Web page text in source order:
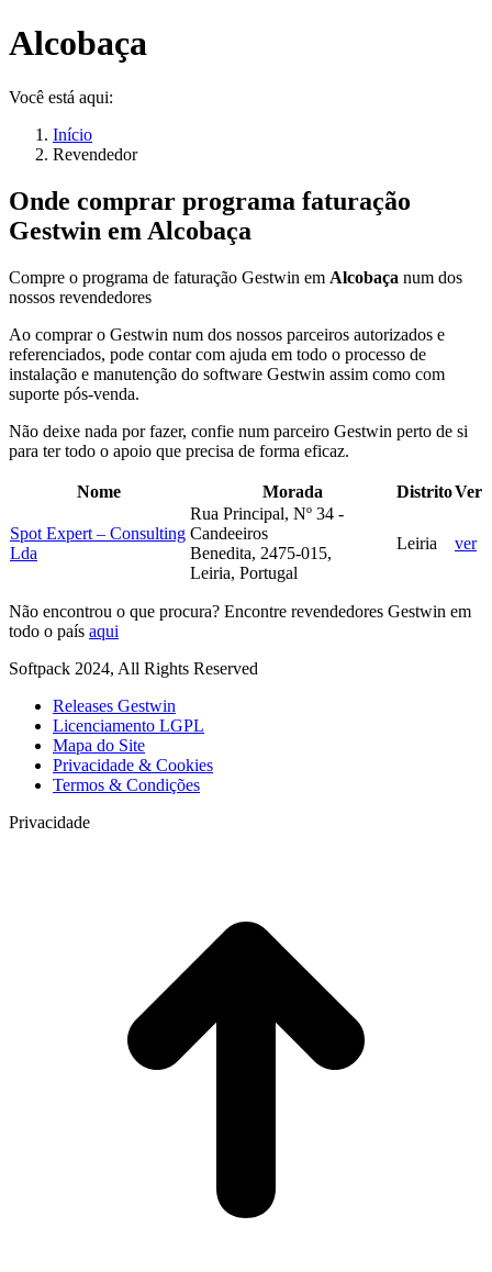
Alcobaça
Você está aqui:
Início
Revendedor
Onde comprar programa faturação
Gestwin em Alcobaça
Compre o programa de faturação Gestwin em Alcobaça num dos
nossos revendedores
Ao comprar o Gestwin num dos nossos parceiros autorizados e
referenciados, pode contar com ajuda em todo o processo de
instalação e manutenção do software Gestwin assim como com
suporte pós-venda.
Não deixe nada por fazer, confie num parceiro Gestwin perto de si
para ter todo o apoio que precisa de forma eficaz.
Nome Morada DistritoVer
Spot Expert – Consulting
Lda
Rua Principal, Nº 34 -
Candeeiros
Benedita, 2475-015,
Leiria, Portugal
Leiria ver
Não encontrou o que procura? Encontre revendedores Gestwin em
todo o país aqui
Softpack 2024, All Rights Reserved
Releases Gestwin
Licenciamento LGPL
Mapa do Site
Privacidade & Cookies
Termos & Condições
Privacidade